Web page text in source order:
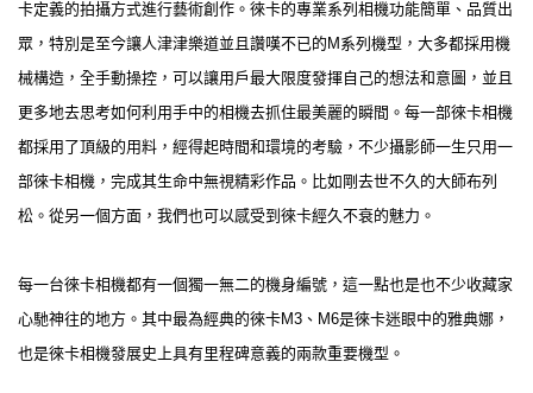
卡定義的拍攝方式進行藝術創作。徠卡的專業系列相機功能簡單、品質出
眾，特別是至今讓人津津樂道並且讚嘆不已的M系列機型，大多都採用機
械構造，全手動操控，可以讓用戶最大限度發揮自己的想法和意圖，並且
更多地去思考如何利用手中的相機去抓住最美麗的瞬間。每一部徠卡相機
都採用了頂級的用料，經得起時間和環境的考驗，不少攝影師一生只用一
部徠卡相機，完成其生命中無視精彩作品。比如剛去世不久的大師布列
松。從另一個方面，我們也可以感受到徠卡經久不衰的魅力。
每一台徠卡相機都有一個獨一無二的機身編號，這一點也是也不少收藏家
心馳神往的地方。其中最為經典的徠卡M3、M6是徠卡迷眼中的雅典娜，
也是徠卡相機發展史上具有里程碑意義的兩款重要機型。